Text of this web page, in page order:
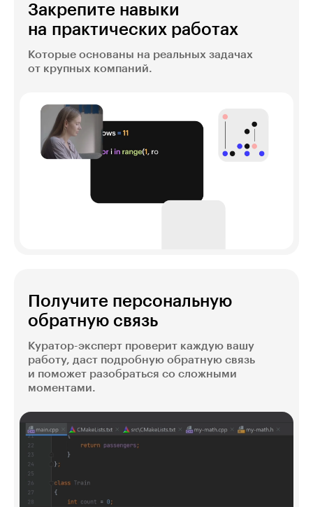
Закрепите навыки
на практических работах
Которые основаны на реальных задачах
от крупных компаний.
Получите персональную
обратную связь
Куратор-эксперт проверит каждую вашу
работу, даст подробную обратную связь
и поможет разобраться со сложными
моментами.